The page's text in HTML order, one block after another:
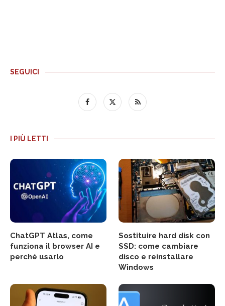
SEGUICI
I PIÙ LETTI
ChatGPT Atlas, come
funziona il browser AI e
perché usarlo
Sostituire hard disk con
SSD: come cambiare
disco e reinstallare
Windows